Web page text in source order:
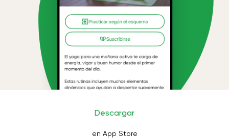
Descargar
en App Store